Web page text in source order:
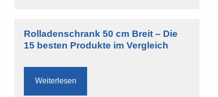
Rolladenschrank 50 cm Breit – Die
15 besten Produkte im Vergleich
Weiterlesen